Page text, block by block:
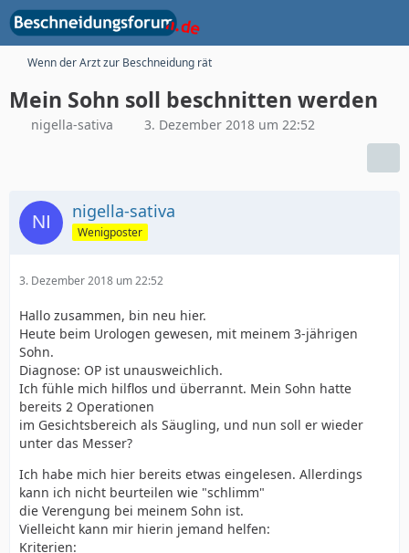
Wenn der Arzt zur Beschneidung rät
Mein Sohn soll beschnitten werden
nigella-sativa 3. Dezember 2018 um 22:52
nigella-sativa
Wenigposter
3. Dezember 2018 um 22:52
Hallo zusammen, bin neu hier.
Heute beim Urologen gewesen, mit meinem 3-jährigen
Sohn.
Diagnose: OP ist unausweichlich.
Ich fühle mich hilflos und überrannt. Mein Sohn hatte
bereits 2 Operationen
im Gesichtsbereich als Säugling, und nun soll er wieder
unter das Messer?
Ich habe mich hier bereits etwas eingelesen. Allerdings
kann ich nicht beurteilen wie "schlimm"
die Verengung bei meinem Sohn ist.
Vielleicht kann mir hierin jemand helfen:
Kriterien: